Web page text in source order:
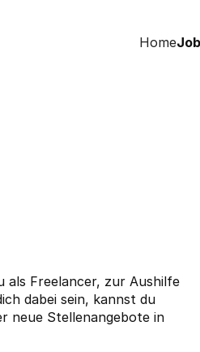
Home
als Freelancer, zur Aushilfe
dabei sein, kannst du
neue Stellenangebote in